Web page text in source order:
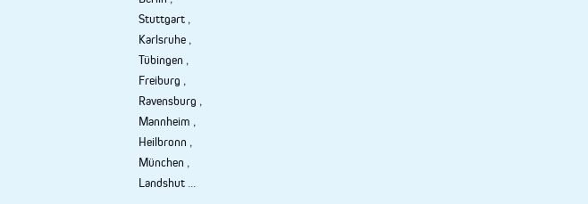
Stuttgart ,
Karlsruhe ,
Tübingen ,
Freiburg ,
Ravensburg ,
Mannheim ,
Heilbronn ,
München ,
Landshut